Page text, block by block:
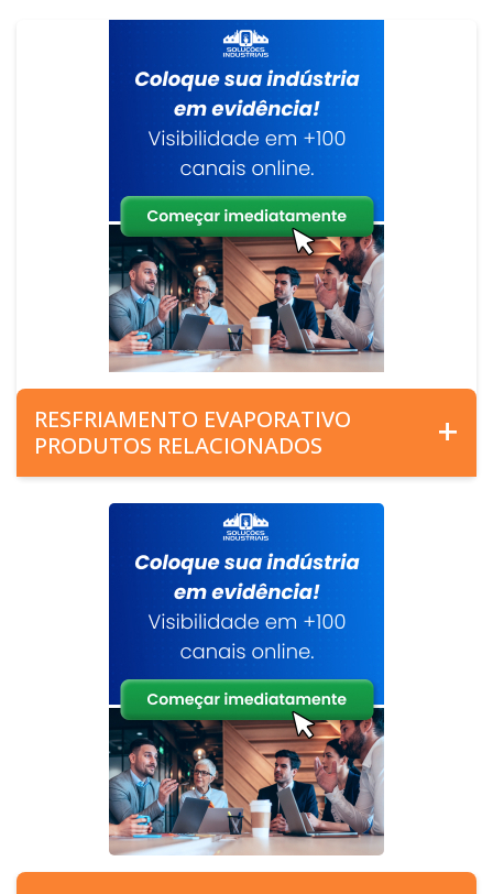
RESFRIAMENTO EVAPORATIVO
PRODUTOS RELACIONADOS